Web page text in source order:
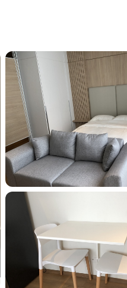
เพิ่มยูนิตเปรียบเทียบ
รายการที่ 3